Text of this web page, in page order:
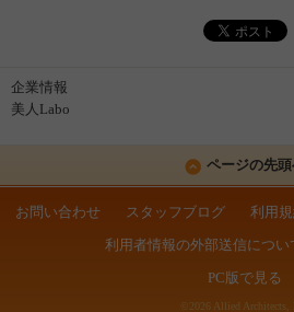
企業情報
美人Labo
ページの先頭
お問い合わせ スタッフブログ 利用
利用者情報の外部送信につい
PC版で見る
©2026 Allied Architects,